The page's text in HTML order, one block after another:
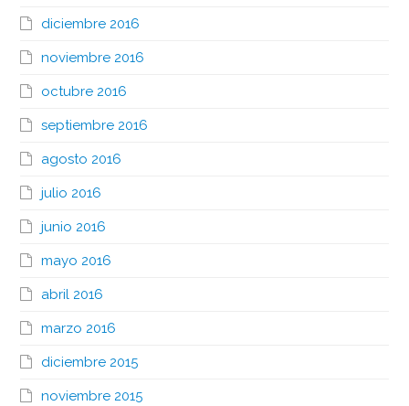
diciembre 2016
noviembre 2016
octubre 2016
septiembre 2016
agosto 2016
julio 2016
junio 2016
mayo 2016
abril 2016
marzo 2016
diciembre 2015
noviembre 2015